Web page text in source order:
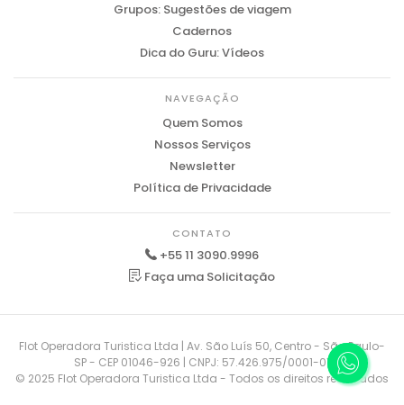
Grupos: Sugestões de viagem
Cadernos
Dica do Guru: Vídeos
NAVEGAÇÃO
Quem Somos
Nossos Serviços
Newsletter
Política de Privacidade
CONTATO
+55 11 3090.9996
Faça uma Solicitação
Flot Operadora Turistica Ltda | Av. São Luís 50, Centro - São Paulo-
SP - CEP 01046-926 | CNPJ: 57.426.975/0001-01
© 2025 Flot Operadora Turistica Ltda - Todos os direitos reservados